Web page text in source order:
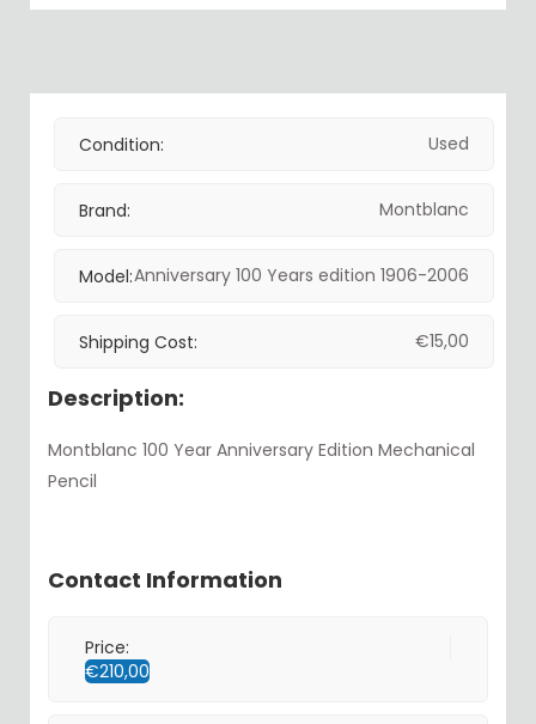
Condition: Used
Brand: Montblanc
Model:Anniversary 100 Years edition 1906-2006
Shipping Cost: €15,00
Description:
Montblanc 100 Year Anniversary Edition Mechanical
Pencil
Contact Information
Price:
€210,00